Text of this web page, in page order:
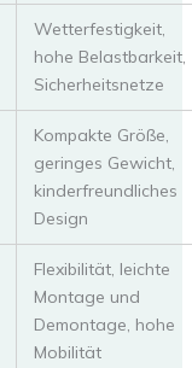
Wetterfestigkeit,
hohe Belastbarkeit,
Sicherheitsnetze
Kompakte Größe,
geringes Gewicht,
kinderfreundliches
Design
Flexibilität, leichte
Montage und
Demontage, hohe
Mobilität